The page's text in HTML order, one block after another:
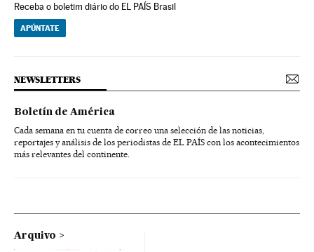
Receba o boletim diário do EL PAÍS Brasil
APÚNTATE
NEWSLETTERS
Boletín de América
Cada semana en tu cuenta de correo una selección de las noticias,
reportajes y análisis de los periodistas de EL PAÍS con los acontecimientos
más relevantes del continente.
Arquivo